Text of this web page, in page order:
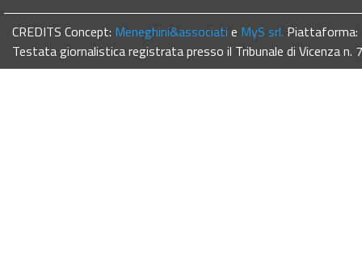
CREDITS Concept: Meneghini&associati e MyS srl. Piattaforma:
Testata giornalistica registrata presso il Tribunale di Vicenza n.